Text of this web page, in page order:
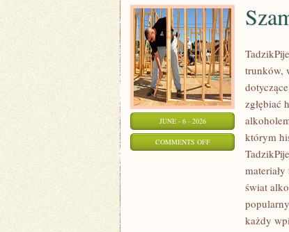
JUNE - 6 - 2026
COMMENTS OFFON
SZAMPANY
trunków,
zgłębiać
którym
świat
każdy